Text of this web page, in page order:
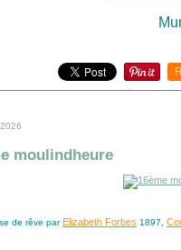
moulindheure
de rêve par Elizabeth Forbes 1897,